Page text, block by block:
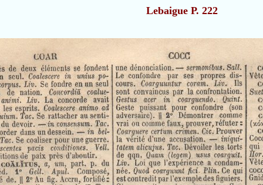
Lebaigue P. 222